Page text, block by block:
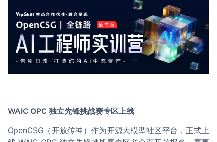
WAIC OPC 独立先锋挑战赛专区上线
OpenCSG（开放传神）作为开源大模型社区平台，正式上